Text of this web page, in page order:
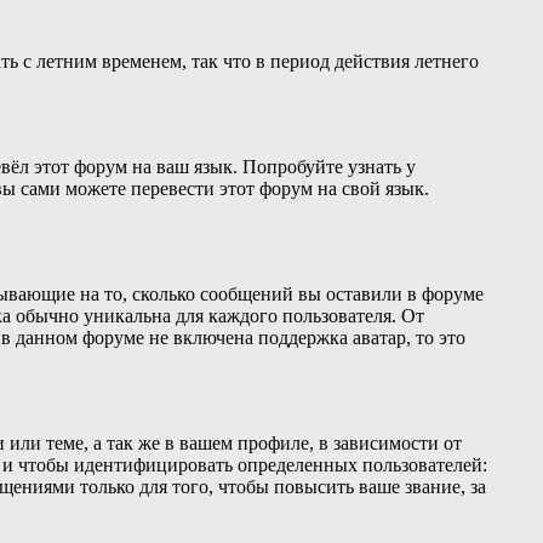
с летним временем, так что в период действия летнего
этот форум на ваш язык. Попробуйте узнать у
сами можете перевести этот форум на свой язык.
на то, сколько сообщений вы оставили в форуме
обычно уникальна для каждого пользователя. От
данном форуме не включена поддержка аватар, то это
теме, а так же в вашем профиле, в зависимости от
чтобы идентифицировать определенных пользователей:
только для того, чтобы повысить ваше звание, за